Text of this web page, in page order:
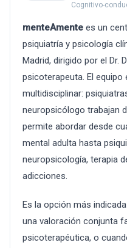
Cognitivo-
menteAmente es un
psiquiatría y psicología
Madrid, dirigido por el Dr.
psicoterapeuta. El equipo
multidisciplinar:
neuropsicólogo trabajan
permite abordar desde
mental adulta hasta
neuropsicología, terapia
adicciones.
Es la opción más
una valoración conjunta
psicoterapéutica, o